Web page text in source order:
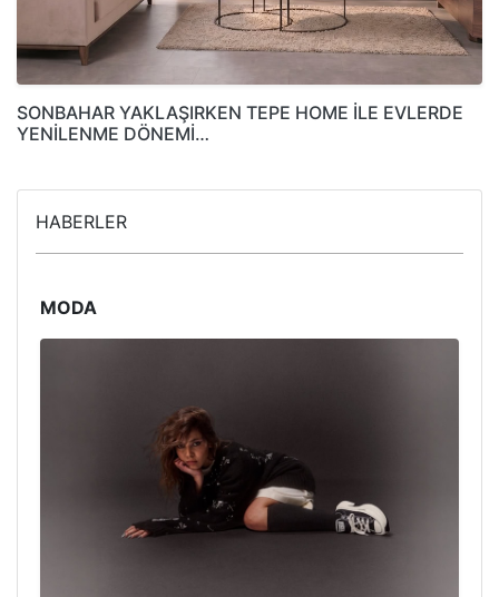
SONBAHAR YAKLAŞIRKEN TEPE HOME İLE EVLERDE
YENİLENME DÖNEMİ…
HABERLER
MODA